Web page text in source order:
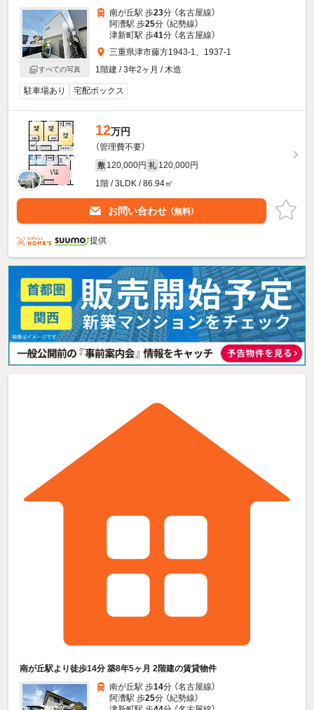
すべての写真
南が丘駅 歩23分 （名古屋線）
阿漕駅 歩25分 （紀勢線）
津新町駅 歩41分 （名古屋線）
三重県津市藤方1943-1、1937-1
1階建 / 3年2ヶ月 / 木造
駐車場あり 宅配ボックス
12万円
（管理費不要）
敷 120,000円 礼 120,000円
1階 / 3LDK / 86.94㎡
お問い合わせ （無料）
提供
南が丘駅より徒歩14分 築8年5ヶ月 2階建の賃貸物件
南が丘駅 歩14分 （名古屋線）
阿漕駅 歩25分 （紀勢線）